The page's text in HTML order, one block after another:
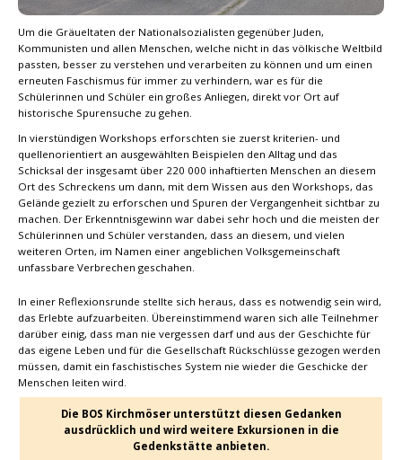
Um die Gräueltaten der Nationalsozialisten gegenüber Juden,
Kommunisten und allen Menschen, welche nicht in das völkische Weltbild
passten, besser zu verstehen und verarbeiten zu können und um einen
erneuten Faschismus für immer zu verhindern, war es für die
Schülerinnen und Schüler ein großes Anliegen, direkt vor Ort auf
historische Spurensuche zu gehen.
In vierstündigen Workshops erforschten sie zuerst kriterien- und
quellenorientiert an ausgewählten Beispielen den Alltag und das
Schicksal der insgesamt über 220 000 inhaftierten Menschen an diesem
Ort des Schreckens um dann, mit dem Wissen aus den Workshops, das
Gelände gezielt zu erforschen und Spuren der Vergangenheit sichtbar zu
machen. Der Erkenntnisgewinn war dabei sehr hoch und die meisten der
Schülerinnen und Schüler verstanden, dass an diesem, und vielen
weiteren Orten, im Namen einer angeblichen Volksgemeinschaft
unfassbare Verbrechen geschahen.
In einer Reflexionsrunde stellte sich heraus, dass es notwendig sein wird,
das Erlebte aufzuarbeiten. Übereinstimmend waren sich alle Teilnehmer
darüber einig, dass man nie vergessen darf und aus der Geschichte für
das eigene Leben und für die Gesellschaft Rückschlüsse gezogen werden
müssen, damit ein faschistisches System nie wieder die Geschicke der
Menschen leiten wird.
Die BOS Kirchmöser unterstützt diesen Gedanken
ausdrücklich und wird weitere Exkursionen in die
Gedenkstätte anbieten.